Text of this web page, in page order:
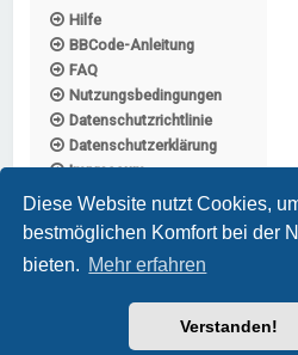
Diese Website nutzt Cookies,
bestmöglichen Komfort bei der
bieten. Mehr erfahren
Verstanden!
Hilfe
BBCode-Anleitung
FAQ
Nutzungsbedingungen
Datenschutzrichtlinie
Datenschutzerklärung
Impressum
Powered by Board3 Portal ©
phpBB